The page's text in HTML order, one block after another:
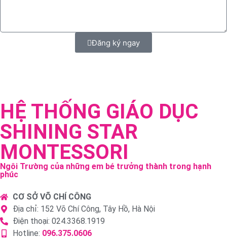
Đăng ký ngay
HỆ THỐNG GIÁO DỤC
SHINING STAR
MONTESSORI
Ngôi Trường của những em bé trưởng thành trong hạnh
phúc
CƠ SỞ VÕ CHÍ CÔNG
Địa chỉ: 152 Võ Chí Công, Tây Hồ, Hà Nội
Điện thoại: 024.3368.1919
Hotline: 096.375.0606